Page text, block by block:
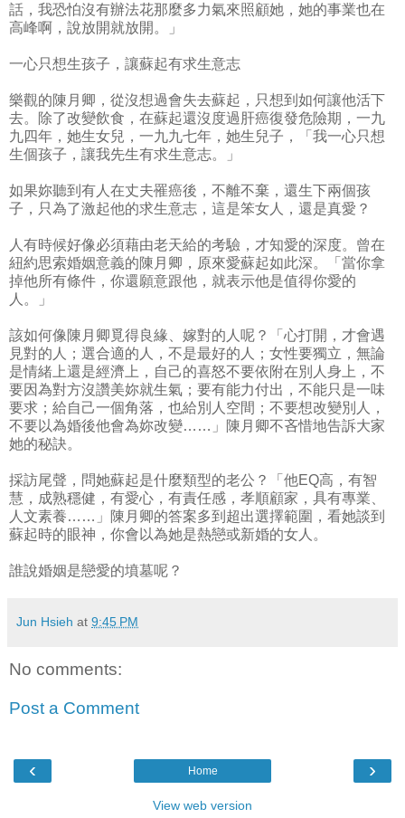
話，我恐怕沒有辦法花那麼多力氣來照顧她，她的事業也在
高峰啊，說放開就放開。」
一心只想生孩子，讓蘇起有求生意志
樂觀的陳月卿，從沒想過會失去蘇起，只想到如何讓他活下
去。除了改變飲食，在蘇起還沒度過肝癌復發危險期，一九
九四年，她生女兒，一九九七年，她生兒子，「我一心只想
生個孩子，讓我先生有求生意志。」
如果妳聽到有人在丈夫罹癌後，不離不棄，還生下兩個孩
子，只為了激起他的求生意志，這是笨女人，還是真愛？
人有時候好像必須藉由老天給的考驗，才知愛的深度。曾在
紐約思索婚姻意義的陳月卿，原來愛蘇起如此深。「當你拿
掉他所有條件，你還願意跟他，就表示他是值得你愛的
人。」
該如何像陳月卿覓得良緣、嫁對的人呢？「心打開，才會遇
見對的人；選合適的人，不是最好的人；女性要獨立，無論
是情緒上還是經濟上，自己的喜怒不要依附在別人身上，不
要因為對方沒讚美妳就生氣；要有能力付出，不能只是一味
要求；給自己一個角落，也給別人空間；不要想改變別人，
不要以為婚後他會為妳改變……」陳月卿不吝惜地告訴大家
她的秘訣。
採訪尾聲，問她蘇起是什麼類型的老公？「他EQ高，有智
慧，成熟穩健，有愛心，有責任感，孝順顧家，具有專業、
人文素養……」陳月卿的答案多到超出選擇範圍，看她談到
蘇起時的眼神，你會以為她是熱戀或新婚的女人。
誰說婚姻是戀愛的墳墓呢？
Jun Hsieh at 9:45 PM
No comments:
Post a Comment
‹ ›
Home
View web version